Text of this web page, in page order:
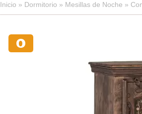
Inicio » Dormitorio » Mesillas de Noche »